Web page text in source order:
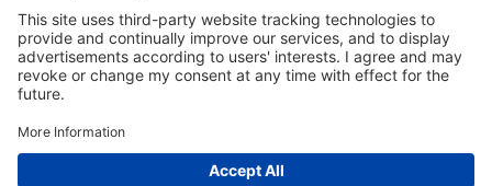
Derechos de autor © Many Brands AB 2023. Todos los derechos